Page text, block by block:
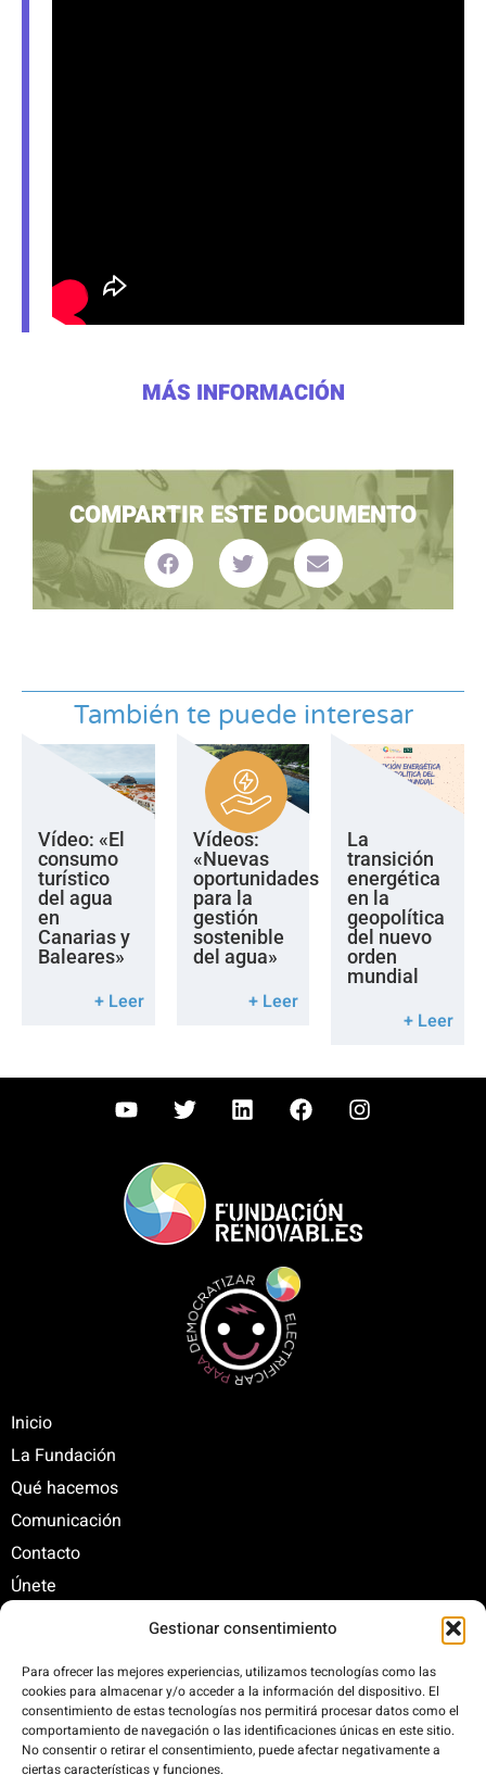
Gestionar consentimiento
Para ofrecer las mejores experiencias, utilizamos tecnologías como las
cookies para almacenar y/o acceder a la información del dispositivo. El
consentimiento de estas tecnologías nos permitirá procesar datos como el
comportamiento de navegación o las identificaciones únicas en este sitio.
No consentir o retirar el consentimiento, puede afectar negativamente a
ciertas características y funciones.
MÁS INFORMACIÓN
COMPARTIR ESTE DOCUMENTO
También te puede interesar
Vídeo: «El
consumo
turístico
del agua
en
Canarias y
Baleares»
+ Leer
Vídeos:
«Nuevas
oportunidades
para la
gestión
sostenible
del agua»
+ Leer
La
transición
energética
en la
geopolítica
del nuevo
orden
mundial
+ Leer
Inicio
La Fundación
Qué hacemos
Comunicación
Contacto
Únete
C/ Santa Engracia, 108. 5º Interior. Izda. 28003
+34 625 47 42 11
fundacion@fundacionrenovables.org
comunicacion@fundacionrenovables.org